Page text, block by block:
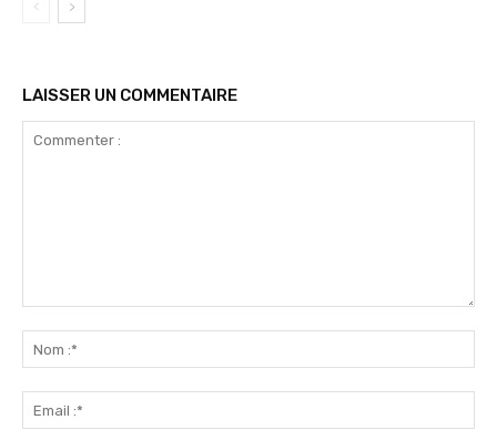
LAISSER UN COMMENTAIRE